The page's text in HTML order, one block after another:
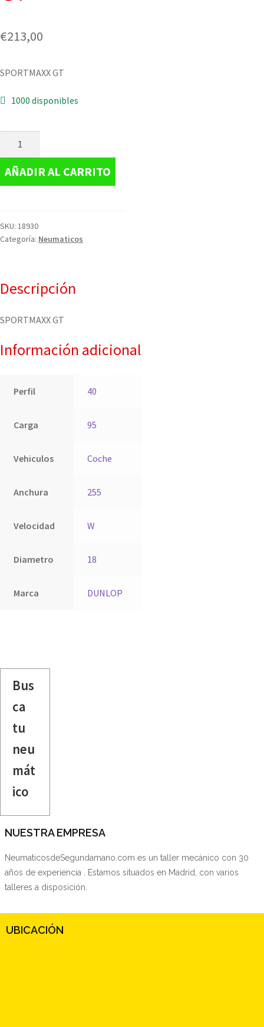
€213,00
SPORTMAXX GT
1000 disponibles
AÑADIR AL CARRITO
SKU: 18930
Categoría: Neumaticos
Descripción
SPORTMAXX GT
Información adicional
Perfil 40
Carga 95
Vehiculos Coche
Anchura 255
Velocidad W
Diametro 18
Marca DUNLOP
Bus
ca
tu
neu
mát
ico
NUESTRA EMPRESA
NeumaticosdeSegundamano.com es un taller mecánico con 30
años de experiencia . Estamos situados en Madrid, con varios
talleres a disposición.
UBICACIÓN